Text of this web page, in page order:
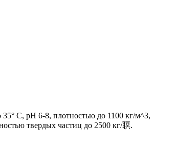
С, pH 6-8, плотностью до 1100 кг/м^3,
твердых частиц до 2500 кг/䏃.